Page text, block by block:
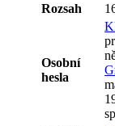
Rozsah
Osobní
hesla